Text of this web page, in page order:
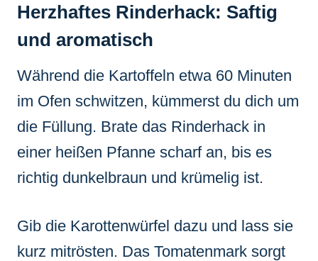
Herzhaftes Rinderhack: Saftig
und aromatisch
Während die Kartoffeln etwa 60 Minuten
im Ofen schwitzen, kümmerst du dich um
die Füllung. Brate das Rinderhack in
einer heißen Pfanne scharf an, bis es
richtig dunkelbraun und krümelig ist.
Gib die Karottenwürfel dazu und lass sie
kurz mitrösten. Das Tomatenmark sorgt